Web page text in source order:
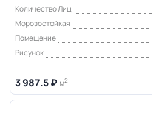
Количество Лиц
Морозостойкая
Помещение
Рисунок
3 987.5 ₽ м2